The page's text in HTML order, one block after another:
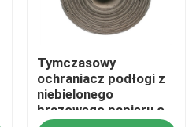
Tymczasowy
ochraniacz podłogi z
niebielonego
brązowego papieru o